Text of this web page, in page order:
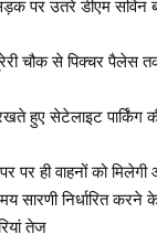
पर उतरे डीएम सविन
चौक से पिक्चर पैलेस
हुए सेटेलाइट पार्किंग
पर ही वाहनों को
सारणी निर्धारित करने
तेज